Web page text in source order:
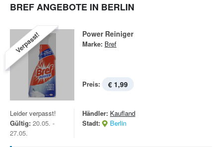
BREF ANGEBOTE IN BERLIN
Verpasst! Power Reiniger
Marke: Bref
Preis: € 1,99
Leider verpasst!
Gültig: 20.05. -
27.05.
Händler: Kaufland
Stadt:
Berlin